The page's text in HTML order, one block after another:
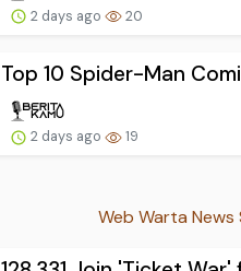
2 days ago 20
Top 10 Spider-Man
2 days ago 19
Web Warta